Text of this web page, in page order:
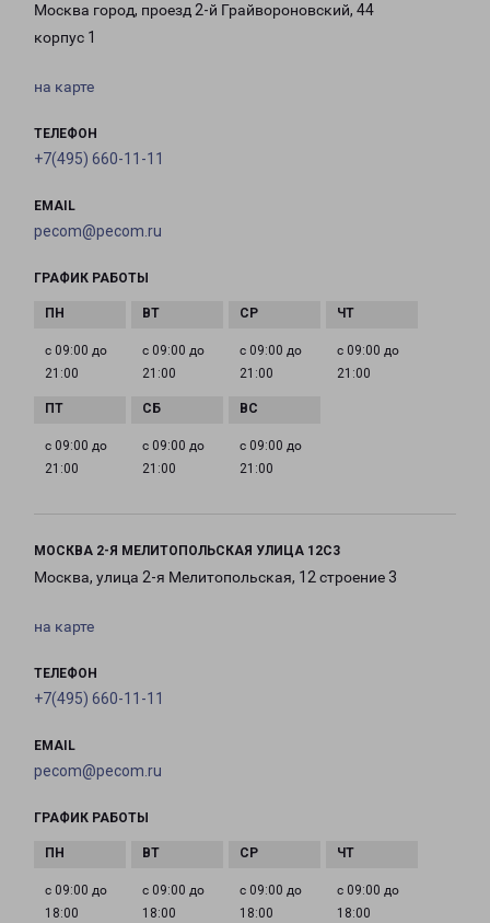
Москва город, проезд 2-й Грайвороновский, 44
корпус 1
на карте
ТЕЛЕФОН
+7(495) 660-11-11
EMAIL
pecom@pecom.ru
ГРАФИК РАБОТЫ
с 09:00 до
21:00
с 09:00 до
21:00
с 09:00 до
21:00
с 09:00 до
21:00
с 09:00 до
21:00
с 09:00 до
21:00
с 09:00 до
21:00
МОСКВА 2-Я МЕЛИТОПОЛЬСКАЯ УЛИЦА 12С3
Москва, улица 2-я Мелитопольская, 12 строение 3
на карте
ТЕЛЕФОН
+7(495) 660-11-11
EMAIL
pecom@pecom.ru
ГРАФИК РАБОТЫ
с 09:00 до
18:00
с 09:00 до
18:00
с 09:00 до
18:00
с 09:00 до
18:00